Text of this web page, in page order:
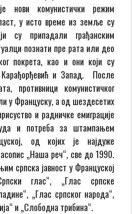
нови комунистички режим
у исто време из земље су
су припадали грађанским
познати пре рата или део
покрета, као и они који су
и Запад. После
противници комунистичког
у Француску, а од шездесетих
и радничке емиграције
и потреба за штампањем
од којих је најдуже
„Наша реч“, све до 1990.
српска јавност у Француској
глас“, „Глас српске
„Глас српског народа“,
и „Слободна трибина“.